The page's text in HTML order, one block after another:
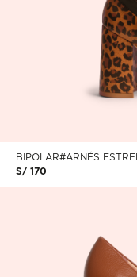
BIPOLAR#ARNÉS
S/ 170